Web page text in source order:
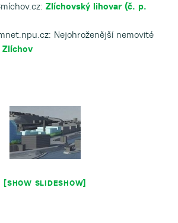
Zlíchovský lihovar (č. p.
Nejohroženější nemovité
Zlíchov
[SHOW SLIDESHOW]